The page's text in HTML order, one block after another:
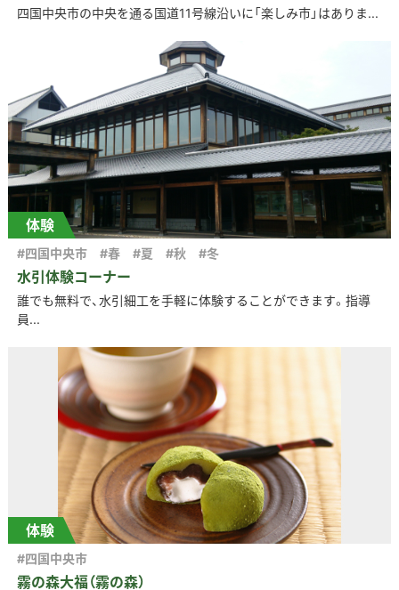
四国中央市の中央を通る国道11号線沿いに「楽しみ市」はありま...
体験
水引体験コーナー
#四国中央市 #春 #夏 #秋 #冬
誰でも無料で、水引細工を手軽に体験することができます。指導
員...
体験
霧の森大福（霧の森）
#四国中央市